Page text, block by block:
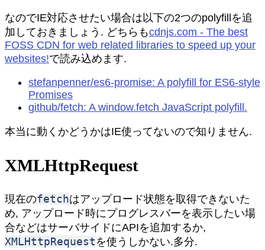
なのでIE対応させたい場合は以下の2つのpolyfillを追
加しておきましょう. どちらもcdnjs.com - The best
FOSS CDN for web related libraries to speed up your
websites!で読み込めます.
stefanpenner/es6-promise: A polyfill for ES6-style
Promises
github/fetch: A window.fetch JavaScript polyfill.
本当に動くかどうかはIE使ってないので知りません.
XMLHttpRequest
現在のfetchはアップロード状態を取得できないた
め, アップロード時にプログレスバーを表示したい場
合などはサーバサイドにAPIを追加するか,
XMLHttpRequest を使うしかない.多分.